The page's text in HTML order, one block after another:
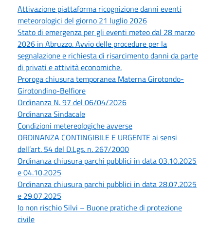
Attivazione piattaforma ricognizione danni eventi
meteorologici del giorno 21 luglio 2026
Stato di emergenza per gli eventi meteo dal 28 marzo
2026 in Abruzzo. Avvio delle procedure per la
segnalazione e richiesta di risarcimento danni da parte
di privati e attività economiche.
Proroga chiusura temporanea Materna Girotondo-
Girotondino-Belfiore
Ordinanza N. 97 del 06/04/2026
Ordinanza Sindacale
Condizioni metereologiche avverse
ORDINANZA CONTINGIBILE E URGENTE ai sensi
dell’art. 54 del D.Lgs. n. 267/2000
Ordinanza chiusura parchi pubblici in data 03.10.2025
e 04.10.2025
Ordinanza chiusura parchi pubblici in data 28.07.2025
e 29.07.2025
Io non rischio Silvi – Buone pratiche di protezione
civile